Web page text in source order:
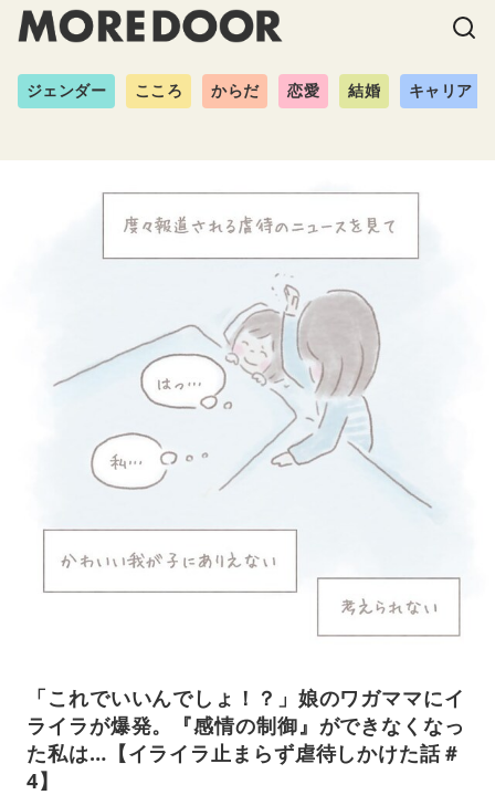
ジェンダー こころ からだ 恋愛 結婚 キャリア
「これでいいんでしょ！？」娘のワガママにイ
ライラが爆発。『感情の制御』ができなくなっ
た私は…【イライラ止まらず虐待しかけた話＃
4】